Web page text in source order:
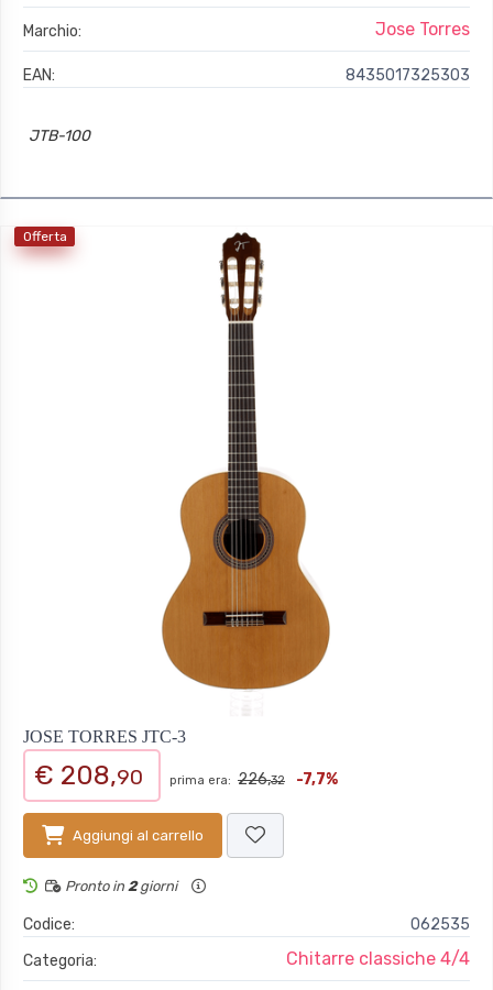
Marchio: Jose Torres
EAN: 8435017325303
JTB-100
Offerta
JOSE TORRES JTC-3
€ 208,90 prima era: 226,32 -7,7%
Aggiungi al carrello
Pronto in 2giorni
Codice:
062535
Categoria:
Chitarre classiche 4/4